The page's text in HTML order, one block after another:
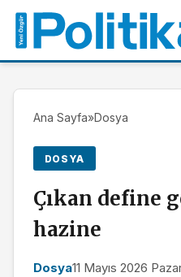
Ana Sayfa»Dosya
DOSYA
Çıkan define
hazine
Dosya11 Mayıs 2026